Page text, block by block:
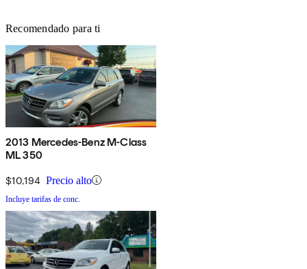
Recomendado para ti
2013 Mercedes-Benz M-Class
ML 350
$10,194 Precio alto
Incluye tarifas de conc.